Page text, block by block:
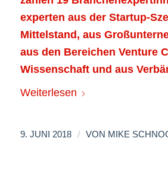
experten aus der Startup-
Mittelstand, aus
aus den Bereichen Venture
Wissenschaft und aus
Weiterlesen
9. JUNI 2018 / VON MIKE